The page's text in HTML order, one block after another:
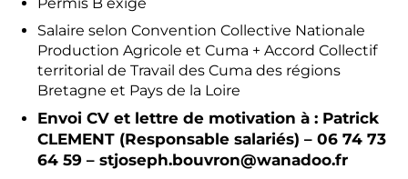
Salaire selon Convention Collective Nationale
Production Agricole et Cuma + Accord Collectif
territorial de Travail des Cuma des régions
Bretagne et Pays de la Loire
Envoi CV et lettre de motivation à : Patrick
CLEMENT (Responsable salariés) – 06 74 73
64 59 – stjoseph.bouvron@wanadoo.fr